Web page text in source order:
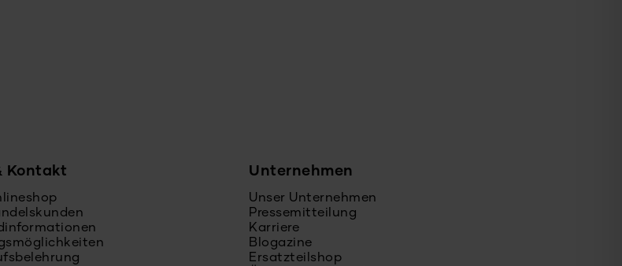
Kontakt Unternehmen
Unser Unternehmen
Pressemitteilung
Karriere
Blogazine
Ersatzteilshop